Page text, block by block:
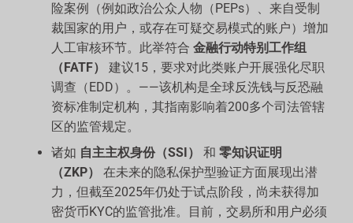
险案例（例如政治公众人物（PEPs）、来自受制
裁国家的用户，或存在可疑交易模式的账户）增加
人工审核环节。此举符合 金融行动特别工作组
（FATF）
建议15，要求对此类账户开展强化尽职
调查（EDD）。——该机构是全球反洗钱与反恐融
资标准制定机构，其指南影响着200多个司法管辖
区的监管规定。
诸如 自主主权身份（SSI） 和 零知识证明
（ZKP）
在未来的隐私保护型验证方面展现出潜
力，但截至2025年仍处于试点阶段，尚未获得加
密货币KYC的监管批准。目前，交易所和用户必须